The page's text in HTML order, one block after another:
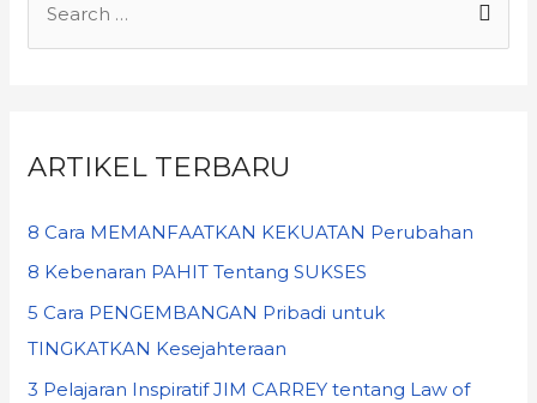
ARTIKEL TERBARU
8 Cara MEMANFAATKAN KEKUATAN Perubahan
8 Kebenaran PAHIT Tentang SUKSES
5 Cara PENGEMBANGAN Pribadi untuk
TINGKATKAN Kesejahteraan
3 Pelajaran Inspiratif JIM CARREY tentang Law of